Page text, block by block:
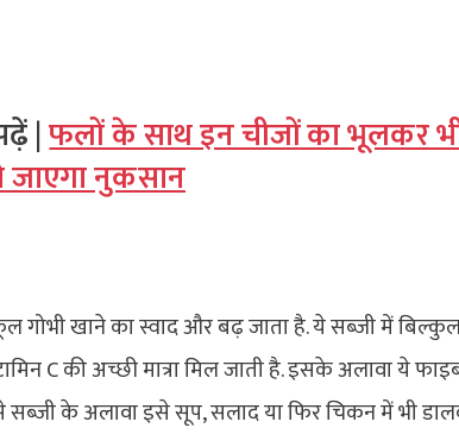
|फलों के साथ इन चीजों का भूलकर
जाएगा नुकसान
गोभी खाने का स्वाद और बढ़ जाता है. ये सब्जी में
C की अच्छी मात्रा मिल जाती है. इसके अलावा ये
सब्जी के अलावा इसे सूप, सलाद या फिर चिकन में भी